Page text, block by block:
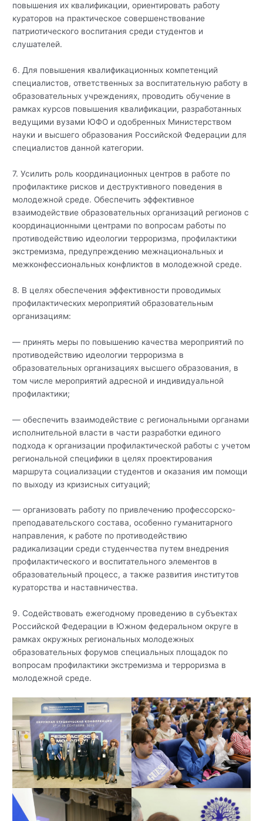
повышения их квалификации, ориентировать работу
кураторов на практическое совершенствование
патриотического воспитания среди студентов и
слушателей.
6. Для повышения квалификационных компетенций
специалистов, ответственных за воспитательную работу в
образовательных учреждениях, проводить обучение в
рамках курсов повышения квалификации, разработанных
ведущими вузами ЮФО и одобренных Министерством
науки и высшего образования Российской Федерации для
специалистов данной категории.
7. Усилить роль координационных центров в работе по
профилактике рисков и деструктивного поведения в
молодежной среде. Обеспечить эффективное
взаимодействие образовательных организаций регионов с
координационными центрами по вопросам работы по
противодействию идеологии терроризма, профилактики
экстремизма, предупреждению межнациональных и
межконфессиональных конфликтов в молодежной среде.
8. В целях обеспечения эффективности проводимых
профилактических мероприятий образовательным
организациям:
— принять меры по повышению качества мероприятий по
противодействию идеологии терроризма в
образовательных организациях высшего образования, в
том числе мероприятий адресной и индивидуальной
профилактики;
— обеспечить взаимодействие с региональными органами
исполнительной власти в части разработки единого
подхода к организации профилактической работы с учетом
региональной специфики в целях проектирования
маршрута социализации студентов и оказания им помощи
по выходу из кризисных ситуаций;
— организовать работу по привлечению профессорско-
преподавательского состава, особенно гуманитарного
направления, к работе по противодействию
радикализации среди студенчества путем внедрения
профилактического и воспитательного элементов в
образовательный процесс, а также развития институтов
кураторства и наставничества.
9. Содействовать ежегодному проведению в субъектах
Российской Федерации в Южном федеральном округе в
рамках окружных региональных молодежных
образовательных форумов специальных площадок по
вопросам профилактики экстремизма и терроризма в
молодежной среде.